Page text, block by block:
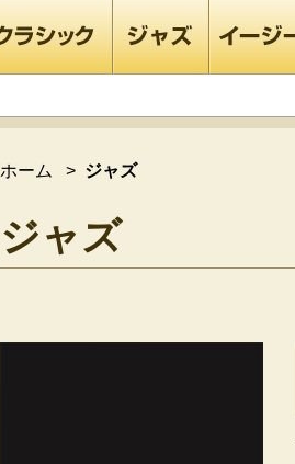
ホーム > ジャズ
ジャズ